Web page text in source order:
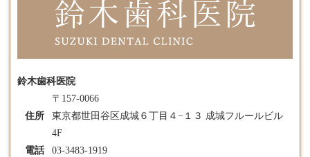
鈴木歯科医院
住所
〒157-0066
東京都世田谷区成城６丁目４−１３ 成城フルールビル
4F
電話
03-3483-1919